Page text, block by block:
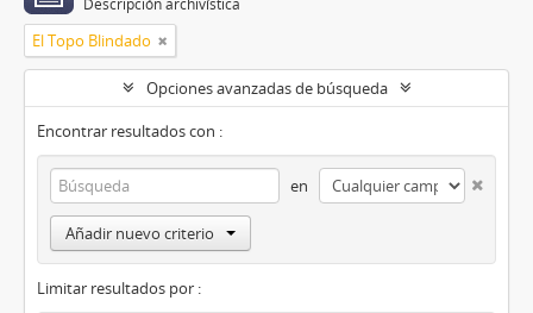
Descripción archivística
El Topo Blindado
Opciones avanzadas de búsqueda
Encontrar resultados con :
en
Añadir nuevo criterio
Limitar resultados por :